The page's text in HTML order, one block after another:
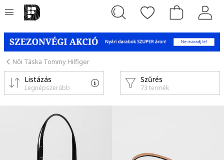
Női Táska Tommy Hilfiger
Szűrés
73 termék
Listázás
Legnépszerűbb